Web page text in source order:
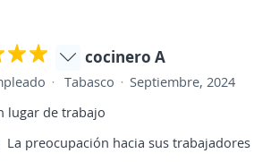
cocinero A
Tabasco
Septiembre, 2024
lugar de trabajo
La preocupación hacia sus trabajadores